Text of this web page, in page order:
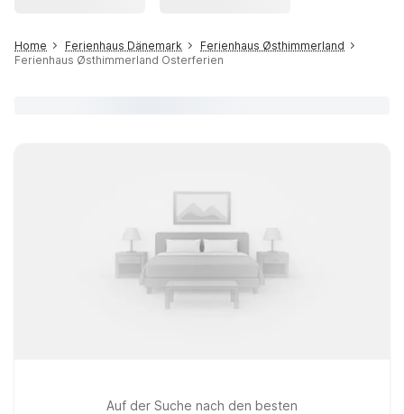
Home Ferienhaus Dänemark
Ferienhaus Østhimmerland
Ferienhaus Østhimmerland Osterferien
Auf der Suche nach den besten